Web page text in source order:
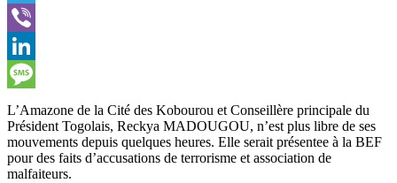
Telegram
Viber
LinkedIn
Message
L’Amazone de la Cité des Kobourou et Conseillère principale du
Président Togolais, Reckya MADOUGOU, n’est plus libre de ses
mouvements depuis quelques heures. Elle serait présentee à la BEF
pour des faits d’accusations de terrorisme et association de
malfaiteurs.